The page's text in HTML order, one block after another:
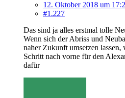
12. Oktober 2018 um
#1.227
Das sind ja alles erstmal tolle
Wenn sich der Abriss und
naher Zukunft umsetzen lassen,
Schritt nach vorne für den
dafür